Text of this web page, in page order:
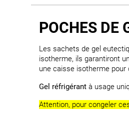
POCHES DE
Les sachets de gel
isotherme, ils garantiront
une caisse isotherme
Gel réfrigérant à usage
Attention, pour congeler